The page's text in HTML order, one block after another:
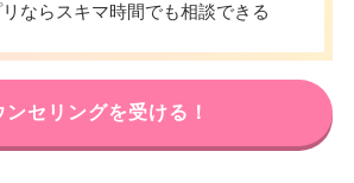
リならスキマ時間でも相談できる
ンセリングを受ける！